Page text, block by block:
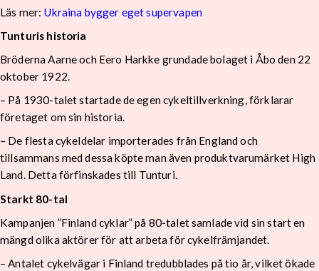
Läs mer: Ukraina bygger eget supervapen
Tunturis historia
Bröderna Aarne och Eero Harkke grundade bolaget i Åbo den 22
oktober 1922.
– På 1930-talet startade de egen cykeltillverkning, förklarar
företaget om sin historia.
– De flesta cykeldelar importerades från England och
tillsammans med dessa köpte man även produktvarumärket High
Land. Detta förfinskades till Tunturi.
Starkt 80-tal
Kampanjen ”Finland cyklar” på 80-talet samlade vid sin start en
mängd olika aktörer för att arbeta för cykelfrämjandet.
– Antalet cykelvägar i Finland tredubblades på tio år, vilket ökade